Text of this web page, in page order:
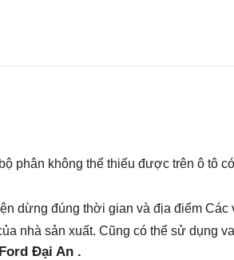
phân không thể thiếu được trên ô tô
dừng đúng thời gian và địa điểm Các
nhà sản xuất. Cũng có thể sử dụng
Đại An .